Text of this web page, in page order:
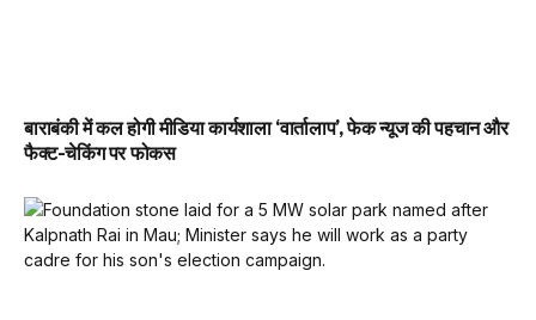
बाराबंकी में कल होगी मीडिया कार्यशाला ‘वार्तालाप’, फेक न्यूज की पहचान और
फैक्ट-चेकिंग पर फोकस